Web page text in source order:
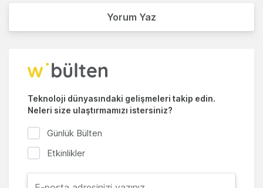
Yorum Yaz
Teknoloji dünyasındaki gelişmeleri takip edin.
Neleri size ulaştırmamızı istersiniz?
Günlük Bülten
Etkinlikler